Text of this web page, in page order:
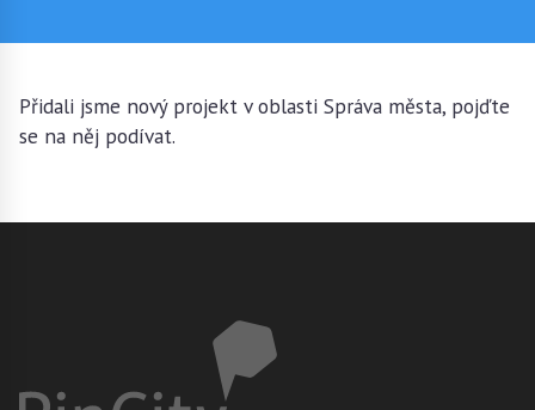
Přidali jsme nový projekt v oblasti Správa města, pojďte
se na něj podívat.